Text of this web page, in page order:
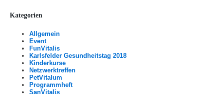
Kategorien
Allgemein
Event
FunVitalis
Karlsfelder Gesundheitstag 2018
Kinderkurse
Netzwerktreffen
PetVitalum
Programmheft
SanVitalis